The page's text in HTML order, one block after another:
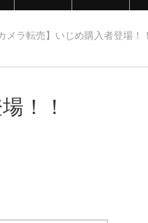
メラ転売】いじめ購入者登場！！
！！